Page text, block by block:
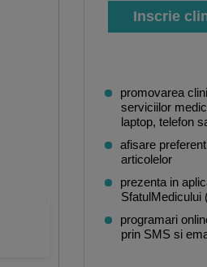
Inscrie
promovarea
serviciilor
laptop, telefon
afisare
articolelor
prezenta in
SfatulMedicului
programari
prin SMS si